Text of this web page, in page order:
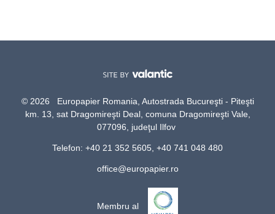
© 2026 Europapier Romania, Autostrada Bucureşti - Piteşti
km. 13, sat Dragomireşti Deal, comuna Dragomireşti Vale,
077096, judeţul Ilfov
Telefon: +40 21 352 5605, +40 741 048 480
office@europapier.ro
Membru al